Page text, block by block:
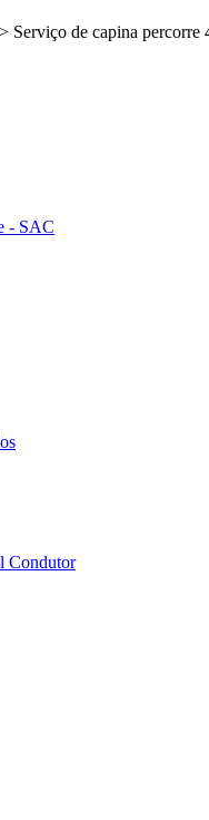
> Serviço de capina percorre
- SAC
Condutor